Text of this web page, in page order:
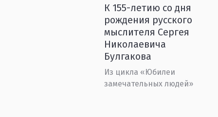
К 155-летию со дня
рождения русского
мыслителя Сергея
Николаевича
Булгакова
Из цикла «Юбилеи
замечательных людей»